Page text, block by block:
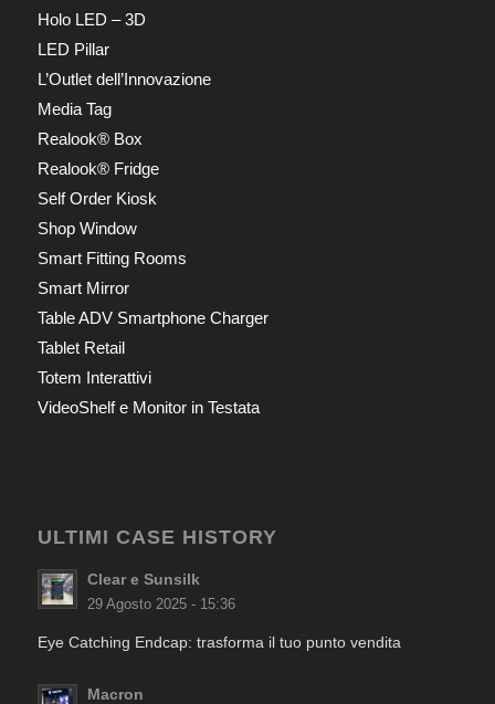
Holo LED – 3D
LED Pillar
L’Outlet dell’Innovazione
Media Tag
Realook® Box
Realook® Fridge
Self Order Kiosk
Shop Window
Smart Fitting Rooms
Smart Mirror
Table ADV Smartphone Charger
Tablet Retail
Totem Interattivi
VideoShelf e Monitor in Testata
ULTIMI CASE HISTORY
Clear e Sunsilk
29 Agosto 2025 - 15:36
Eye Catching Endcap: trasforma il tuo punto vendita
Macron